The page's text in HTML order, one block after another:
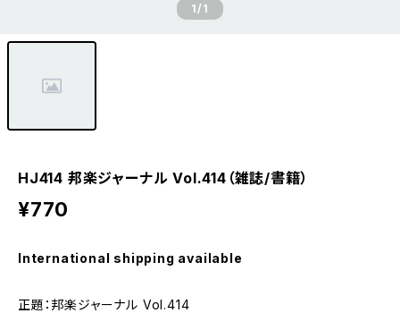
1/1
HJ414 邦楽ジャーナル Vol.414（雑誌/書籍）
¥770
International shipping available
正題：邦楽ジャーナル Vol.414